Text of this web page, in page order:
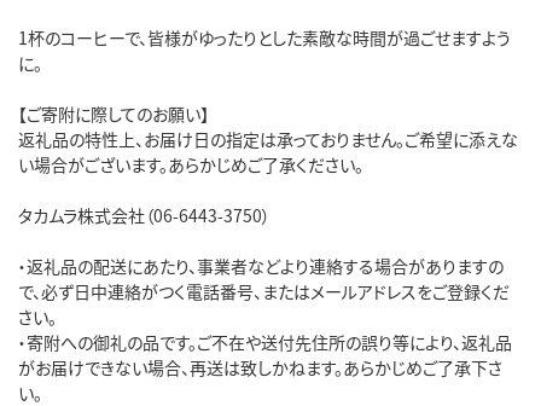
1杯のコーヒーで、皆様がゆったりとした素敵な時間が過ごせますよう
に。
【ご寄附に際してのお願い】
返礼品の特性上、お届け日の指定は承っておりません。ご希望に添えな
い場合がございます。あらかじめご了承ください。
タカムラ株式会社（06-6443-3750）
・返礼品の配送にあたり、事業者などより連絡する場合がありますの
で、必ず日中連絡がつく電話番号、またはメールアドレスをご登録くだ
さい。
・寄附への御礼の品です。ご不在や送付先住所の誤り等により、返礼品
がお届けできない場合、再送は致しかねます。あらかじめご了承下さ
い。